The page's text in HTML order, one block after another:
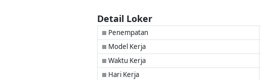
Detail Loker
■ Penempatan
■ Model Kerja
■ Waktu Kerja
■ Hari Kerja